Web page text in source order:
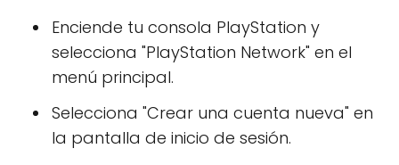
Enciende tu consola PlayStation y
selecciona "PlayStation Network" en el
menú principal.
Selecciona "Crear una cuenta nueva" en
la pantalla de inicio de sesión.